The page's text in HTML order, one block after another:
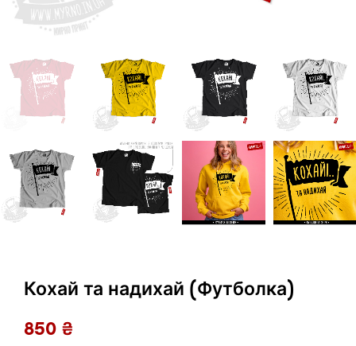
Кохай та надихай (Футболка)
850 ₴